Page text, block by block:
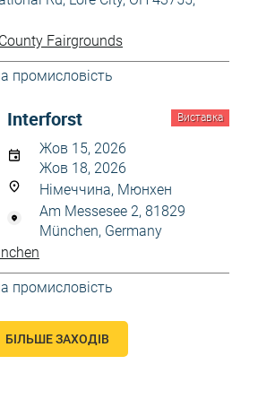
Fairgrounds
промисловість
Виставка
Interforst
Жов 15, 2026
Жов 18, 2026
Німеччина, Мюнхен
Am Messesee 2, 81829
München, Germany
промисловість
БІЛЬШЕ ЗАХОДІВ